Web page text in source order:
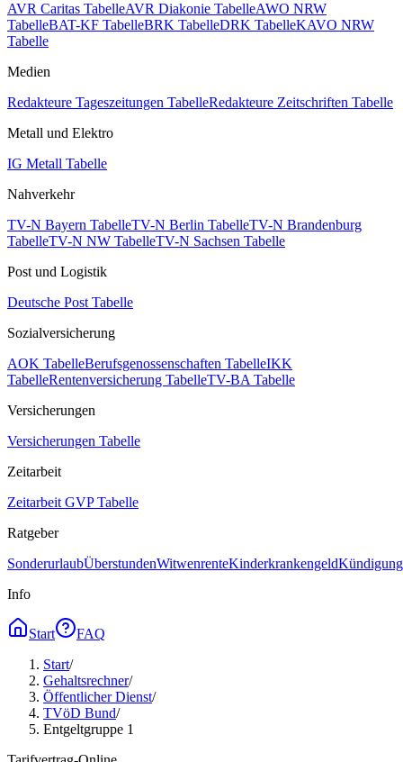
AVR Caritas TabelleAVR Diakonie TabelleAWO NRW
TabelleBAT-KF TabelleBRK TabelleDRK TabelleKAVO NRW
Tabelle
Medien
Redakteure Tageszeitungen TabelleRedakteure Zeitschriften Tabelle
Metall und Elektro
IG Metall Tabelle
Nahverkehr
TV-N Bayern TabelleTV-N Berlin TabelleTV-N Brandenburg
TabelleTV-N NW TabelleTV-N Sachsen Tabelle
Post und Logistik
Deutsche Post Tabelle
Sozialversicherung
AOK TabelleBerufsgenossenschaften TabelleIKK
TabelleRentenversicherung TabelleTV-BA Tabelle
Versicherungen
Versicherungen Tabelle
Zeitarbeit
Zeitarbeit GVP Tabelle
Ratgeber
SonderurlaubÜberstundenWitwenrenteKinderkrankengeld
Info
Start
FAQ
Start/
Gehaltsrechner/
Öffentlicher Dienst/
TVöD Bund/
Entgeltgruppe 1